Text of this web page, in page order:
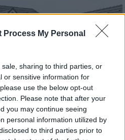
Process My Personal
sharing to third parties, or
or sensitive information for
use the below opt-out
Please note that after your
you may continue seeing
personal information utilized by
to third parties prior to
gondoskodik a családról